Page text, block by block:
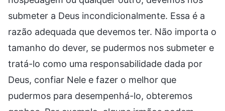
submeter a Deus incondicionalmente. Essa é a
razão adequada que devemos ter. Não importa o
tamanho do dever, se pudermos nos submeter e
tratá-lo como uma responsabilidade dada por
Deus, confiar Nele e fazer o melhor que
pudermos para desempenhá-lo, obteremos